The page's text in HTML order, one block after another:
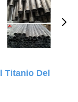
Titanio Del